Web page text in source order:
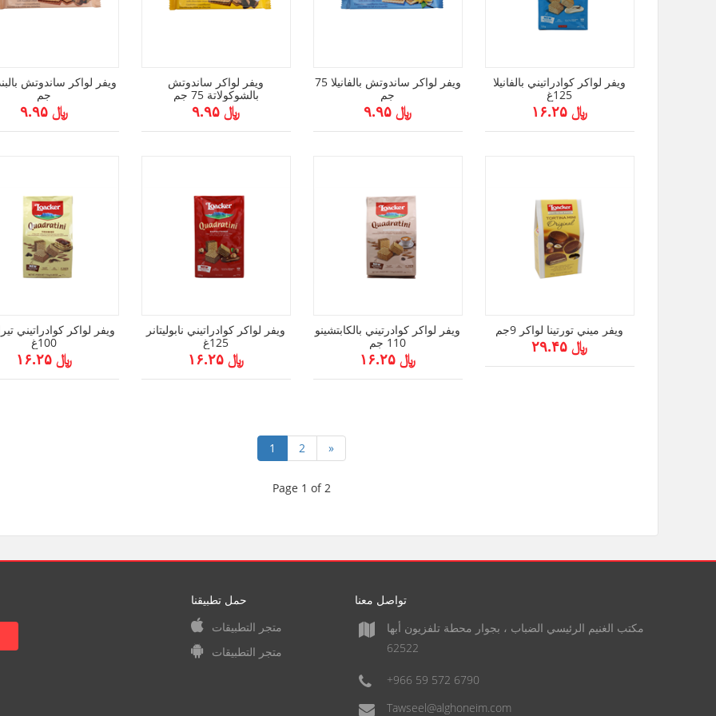
جم
﷼ ۹.۹۵
ويفر لواكر ساندوتش
بالشوكولاتة 75 جم
﷼ ۹.۹۵
ويفر لواكر ساندوتش بالفانيلا 75
جم
﷼ ۹.۹۵
ويفر لواكر كوادراتيني بالفانيلا
125غ
﷼ ۱۶.۲۵
ويفر لواكر كوادراتيني
100غ
﷼ ۱۶.۲۵
ويفر لواكر كوادراتيني نابوليتانر
125غ
﷼ ۱۶.۲۵
ويفر لواكر كوادرتيني بالكابتشينو
110 جم
﷼ ۱۶.۲۵
ويفر ميني تورتينا لواكر 9جم
﷼ ۲۹.۴۵
1 2 »
Page 1 of 2
حمل تطبيقنا
متجر التطبيقات
متجر التطبيقات
تواصل معنا
مكتب الغنيم الرئيسي الضباب ، بجوار محطة تلفزيون أبها
62522
+966 59 572 6790
Tawseel@alghoneim.com